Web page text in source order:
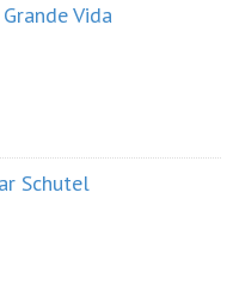
Vida
Schutel